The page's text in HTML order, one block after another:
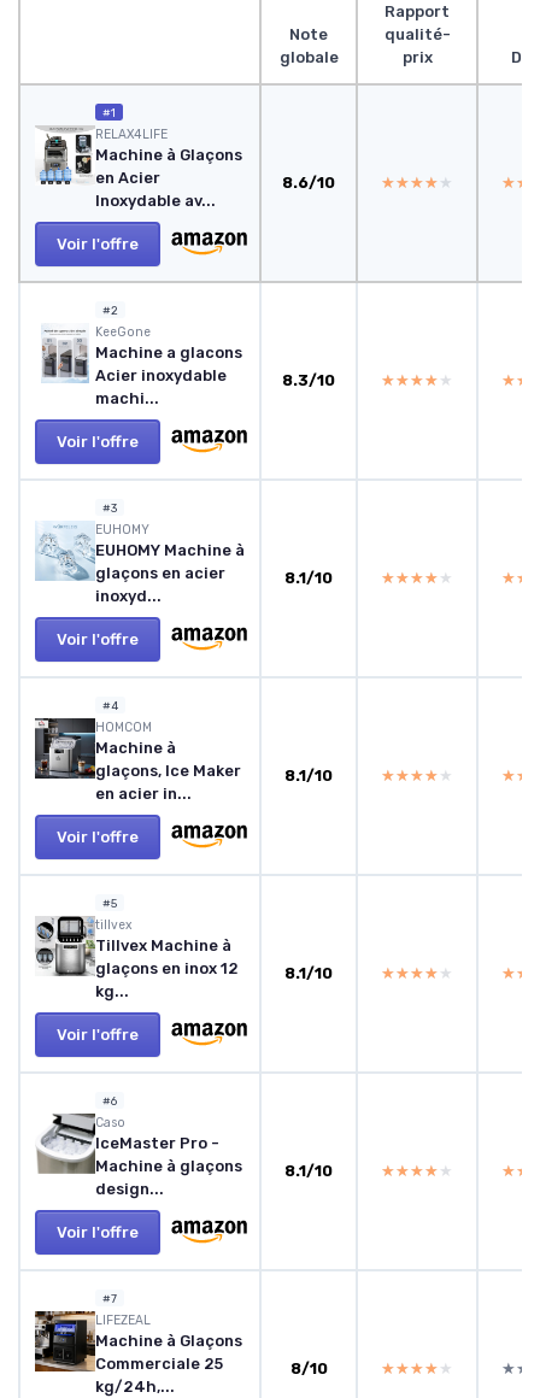
Note
globale
Rapport
qualité-
prix
#1
RELAX4LIFE
Machine à Glaçons
en Acier
Inoxydable av...
Voir l'offre
8.6/10 ★★★★★
★★★★★
#2
KeeGone
Machine a glacons
Acier inoxydable
machi...
Voir l'offre
8.3/10 ★★★★★
★★★★★
#3
EUHOMY
EUHOMY Machine à
glaçons en acier
inoxyd...
Voir l'offre
8.1/10 ★★★★★
★★★★★
#4
HOMCOM
Machine à
glaçons, Ice Maker
en acier in...
Voir l'offre
8.1/10 ★★★★★
★★★★★
#5
tillvex
Tillvex Machine à
glaçons en inox 12
kg...
Voir l'offre
8.1/10 ★★★★★
★★★★★
#6
Caso
IceMaster Pro -
Machine à glaçons
design...
Voir l'offre
8.1/10 ★★★★★
★★★★★
#7
LIFEZEAL
Machine à Glaçons
Commerciale 25
kg/24h,...
8/10 ★★★★★
★★★★★